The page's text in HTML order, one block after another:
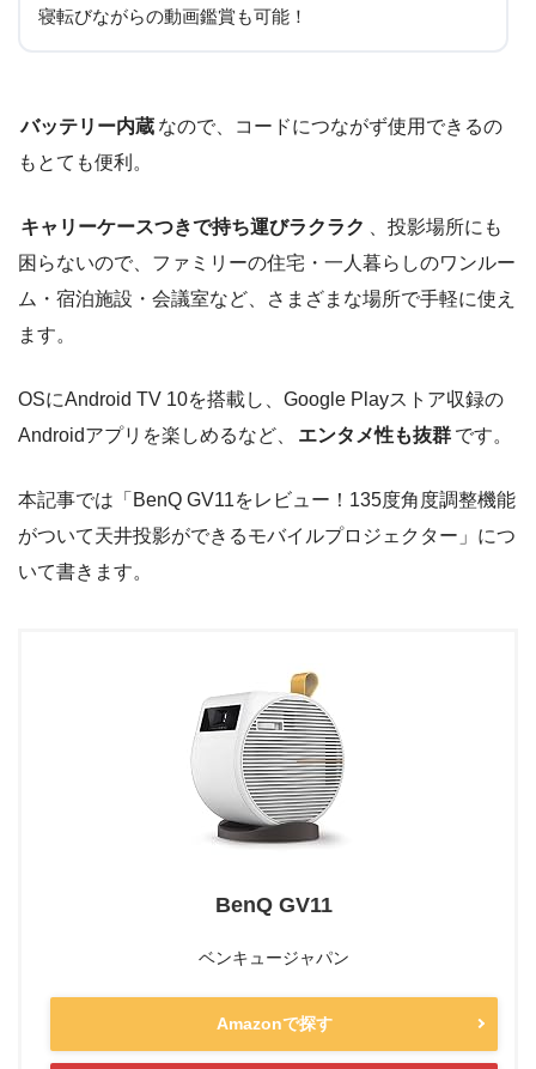
寝転びながらの動画鑑賞も可能！
バッテリー内蔵 なので、コードにつながず使用できるの
もとても便利。
キャリーケースつきで持ち運びラクラク
、投影場所にも
困らないので、ファミリーの住宅・一人暮らしのワンルー
ム・宿泊施設・会議室など、さまざまな場所で手軽に使え
ます。
OSにAndroid TV 10を搭載し、Google Playストア収録の
Androidアプリを楽しめるなど、
エンタメ性も抜群 です。
本記事では「BenQ GV11をレビュー！135度角度調整機能
がついて天井投影ができるモバイルプロジェクター」につ
いて書きます。
BenQ GV11
ベンキュージャパン
Amazonで探す